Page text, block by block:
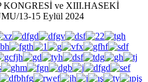
ve XIII.HASEKİ
13-15 Eylül 2024